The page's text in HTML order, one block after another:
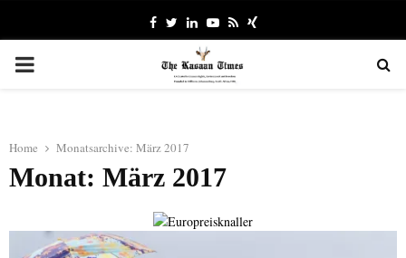
Facebook
TwitterLinkedinYoutube
RssXing
PRIMARY
Home Monatsarchive: März 2017
Monat: März 2017